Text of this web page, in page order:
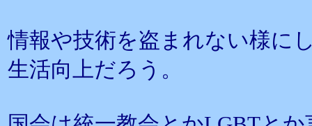
情報や技術を盗まれない様に
生活向上だろう。